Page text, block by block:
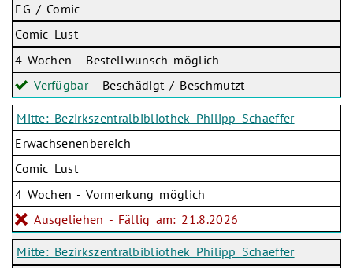
EG / Comic
Comic Lust
4 Wochen - Bestellwunsch möglich
Verfügbar- Beschädigt / Beschmutzt
Mitte: Bezirkszentralbibliothek Philipp Schaeffer
Erwachsenenbereich
Comic Lust
4 Wochen - Vormerkung möglich
Ausgeliehen - Fällig am: 21.8.2026
Mitte: Bezirkszentralbibliothek Philipp Schaeffer